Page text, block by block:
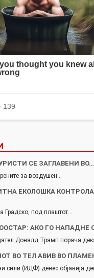
СЕ ЗАГЛАВЕНИ ВО…
за воздушен…
ЕКОЛОШКА
Градско, под плаштот…
АКО ГО НАПАДНЕ
Доналд Трамп порача
ВО ТЕЛ АВИВ ВО
сили (ИДФ) денес објавија